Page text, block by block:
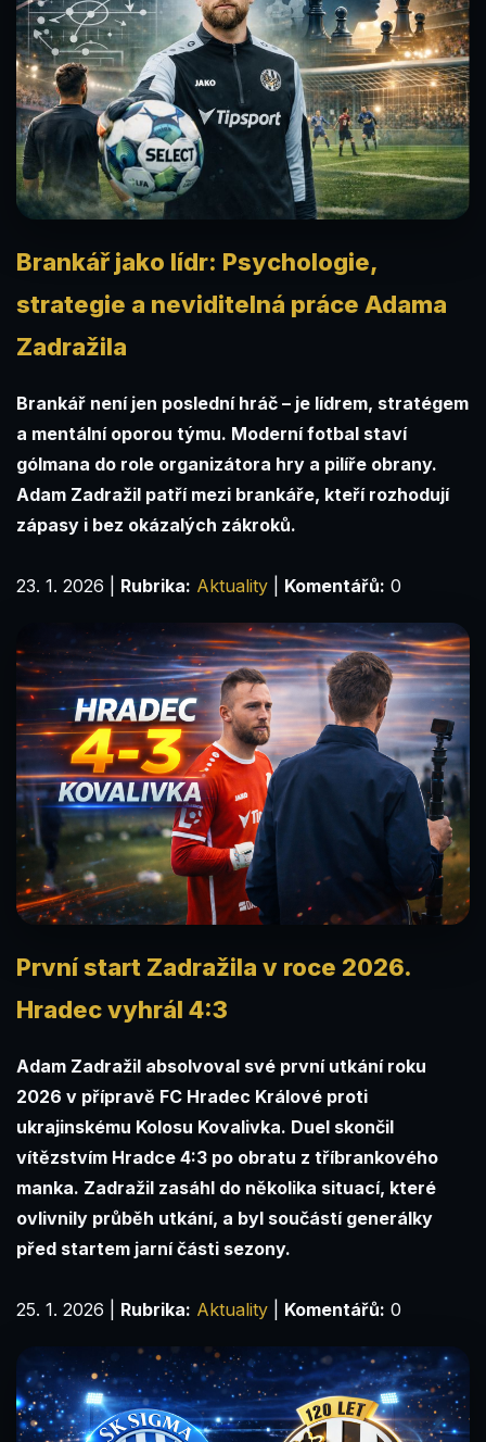
Brankář jako lídr: Psychologie,
strategie a neviditelná práce Adama
Zadražila
Brankář není jen poslední hráč – je lídrem, stratégem
a mentální oporou týmu. Moderní fotbal staví
gólmana do role organizátora hry a pilíře obrany.
Adam Zadražil patří mezi brankáře, kteří rozhodují
zápasy i bez okázalých zákroků.
23. 1. 2026 Rubrika: Aktuality Komentářů: 0
První start Zadražila v roce 2026.
Hradec vyhrál 4:3
Adam Zadražil absolvoval své první utkání roku
2026 v přípravě FC Hradec Králové proti
ukrajinskému Kolosu Kovalivka. Duel skončil
vítězstvím Hradce 4:3 po obratu z tříbrankového
manka. Zadražil zasáhl do několika situací, které
ovlivnily průběh utkání, a byl součástí generálky
před startem jarní části sezony.
25. 1. 2026 Rubrika: Aktuality Komentářů: 0